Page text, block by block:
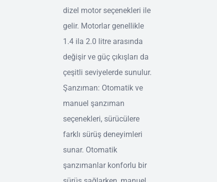
dizel motor seçenekleri ile
gelir. Motorlar genellikle
1.4 ila 2.0 litre arasında
değişir ve güç çıkışları da
çeşitli seviyelerde sunulur.
Şanzıman: Otomatik ve
manuel şanzıman
seçenekleri, sürücülere
farklı sürüş deneyimleri
sunar. Otomatik
şanzımanlar konforlu bir